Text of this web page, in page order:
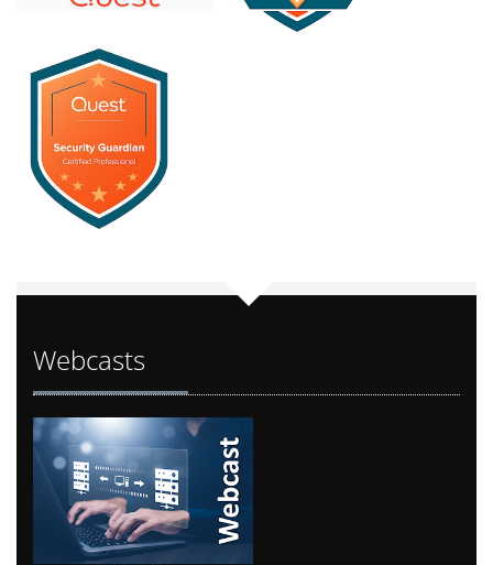
Webcasts